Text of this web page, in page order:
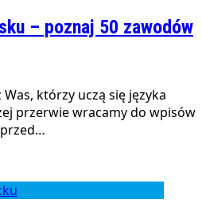
– poznaj 50 zawodów
Was, którzy uczą się języka
przerwie wracamy do wpisów
przed…